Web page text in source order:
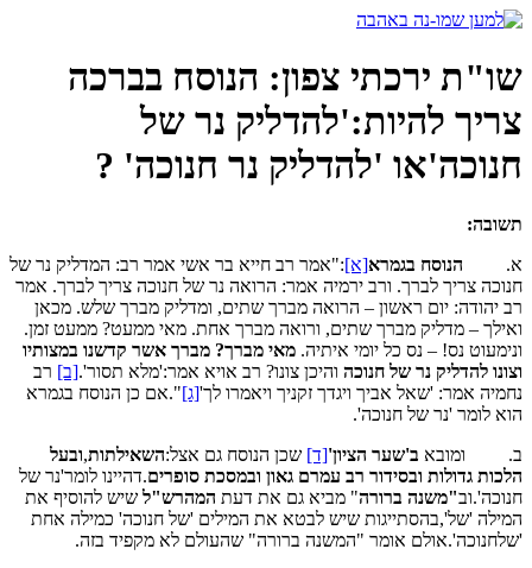
דלג
שו"ת ירכתי צפון: הנוסח בברכה
צריך להיות:'להדליק נר של
חנוכה'או 'להדליק נר חנוכה' ?
תשובה:
א. הנוסח בגמרא[א]:"אמר רב חייא בר אשי אמר רב: המדליק נר של
חנוכה צריך לברך. ורב ירמיה אמר: הרואה נר של חנוכה צריך לברך. אמר
רב יהודה: יום ראשון – הרואה מברך שתים, ומדליק מברך שלש. מכאן
ואילך – מדליק מברך שתים, ורואה מברך אחת. מאי ממעט? ממעט זמן.
ונימעוט נס! – נס כל יומי איתיה. מאי מברך? מברך אשר קדשנו במצותיו
וצונו להדליק נר של חנוכה והיכן צונו? רב אויא אמר:'מלא תסור'.[ב] רב
נחמיה אמר: 'שאל אביך ויגדך זקניך ויאמרו לך'[ג]".אם כן הנוסח בגמרא
הוא לומר 'נר של חנוכה'.
ב. ומובא ב'שער הציון'[ד] שכן הנוסח גם אצל:השאילתות,ובעל
הלכות גדולות ובסידור רב עמרם גאון ובמסכת סופרים.דהיינו לומר'נר של
חנוכה'.וב"משנה ברורה" מביא גם את דעת המהרש"ל שיש להוסיף את
המילה 'של',בהסתייגות שיש לבטא את המילים 'של חנוכה' כמילה אחת
'שלחנוכה'.אולם אומר "המשנה ברורה" שהעולם לא מקפיד בזה.